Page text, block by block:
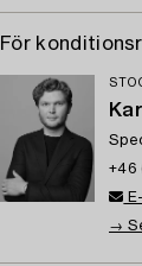
För
+46
→